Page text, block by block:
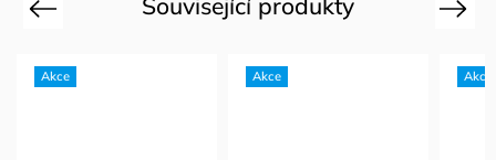
Previous
Akce Akce Akce
Next